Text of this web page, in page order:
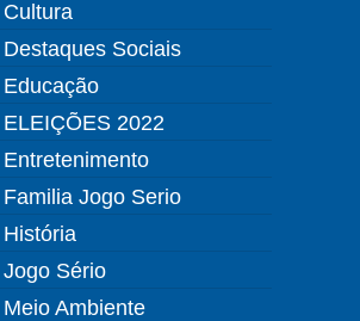
Cultura
Destaques Sociais
Educação
ELEIÇÕES 2022
Entretenimento
Familia Jogo Serio
História
Jogo Sério
Meio Ambiente